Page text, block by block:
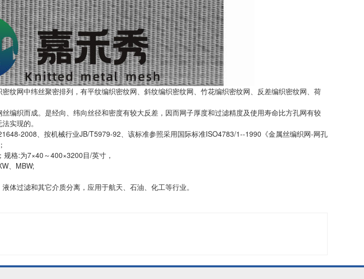
纹网中纬丝聚密排列，有平纹编织密纹网、斜纹编织密纹网、竹花编织密纹网、反差编织密纹网、荷
编织而成。是经向、纬向丝径和密度有较大反差，因而网子厚度和过滤精度及使用寿命比方孔网有较
实现的。
2008、按机械行业JB/T5979-92、该标准参照采用国际标准ISO4783/1--1990《金属丝编织网-网孔
格:为7×40～400×3200目/英寸，
、MBW;
体过滤和其它介质分离，应用于航天、石油、化工等行业。